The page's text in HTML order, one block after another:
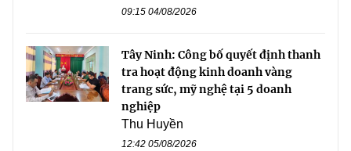
09:15 04/08/2026
Tây Ninh: Công bố quyết định thanh
tra hoạt động kinh doanh vàng
trang sức, mỹ nghệ tại 5 doanh
nghiệp
Thu Huyền
12:42 05/08/2026